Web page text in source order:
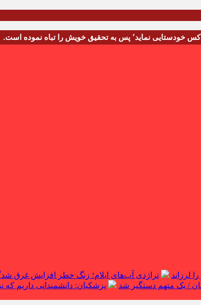
تراژدی آب‌های ایلام؛ زنگ خطر افزایش غرق
/ یک متهم دستگیر شد پزشکیان: دانشمندانی داریم که